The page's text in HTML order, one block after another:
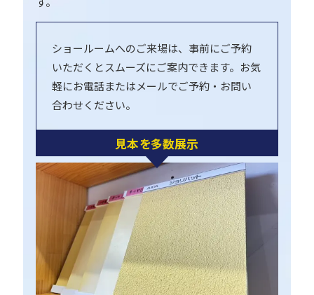
ショールームへのご来場は、事前にご予約
いただくとスムーズにご案内できます。お気
軽にお電話またはメールでご予約・お問い
合わせください。
見本を多数展示